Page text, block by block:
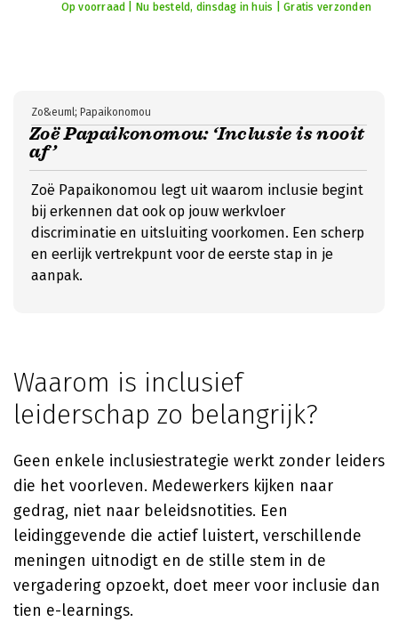
Op voorraad | Nu besteld, dinsdag in huis | Gratis verzonden
Zoë Papaikonomou: ‘Inclusie is nooit
af’
Zo&euml; Papaikonomou
Zoë Papaikonomou legt uit waarom inclusie begint
bij erkennen dat ook op jouw werkvloer
discriminatie en uitsluiting voorkomen. Een scherp
en eerlijk vertrekpunt voor de eerste stap in je
aanpak.
Waarom is inclusief
leiderschap zo belangrijk?
Geen enkele inclusiestrategie werkt zonder leiders
die het voorleven. Medewerkers kijken naar
gedrag, niet naar beleidsnotities. Een
leidinggevende die actief luistert, verschillende
meningen uitnodigt en de stille stem in de
vergadering opzoekt, doet meer voor inclusie dan
tien e-learnings.